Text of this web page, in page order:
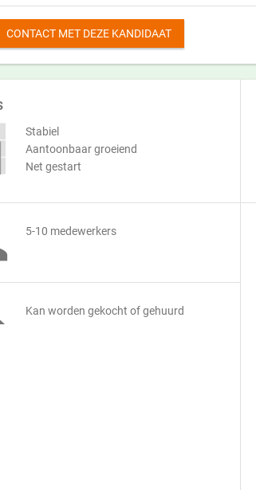
CONTACT MET DEZE KANDIDAAT
Stabiel
Aantoonbaar groeiend
Net gestart
5-10 medewerkers
Kan worden gekocht of gehuurd